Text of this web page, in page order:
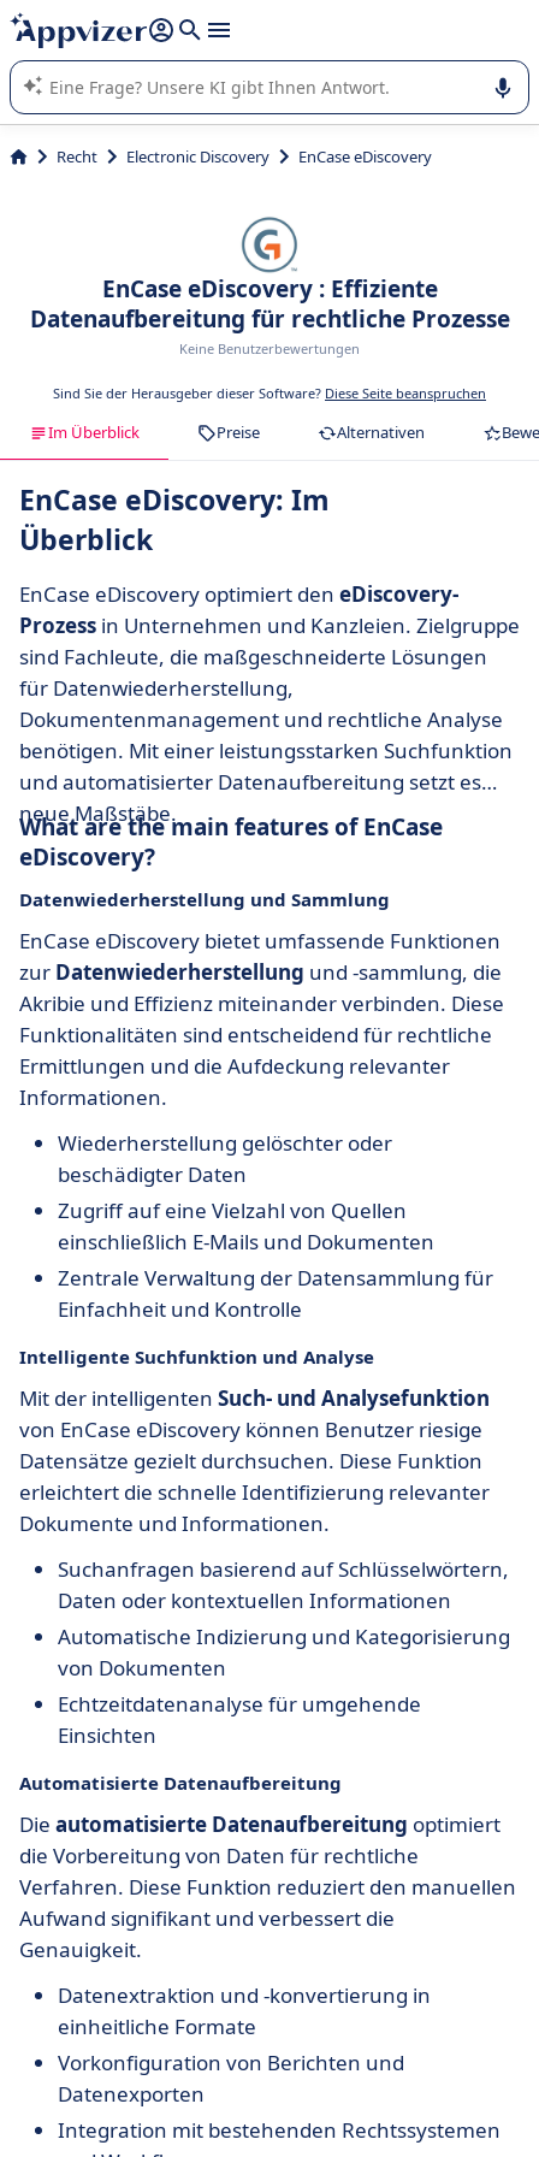
beantworten (mehrere Zeilen mit
Die KI von Appvizer führt Sie bei der Nutzung oder Auswahl
von SaaS-Software in Unternehmen.
Recht Electronic Discovery EnCase eDiscovery
EnCase eDiscovery : Effiziente
Datenaufbereitung für rechtliche Prozesse
Keine Benutzerbewertungen
Sind Sie der Herausgeber dieser Software? Diese Seite beanspruchen
Im Überblick Preise Alternativen
EnCase eDiscovery: Im
Überblick
EnCase eDiscovery optimiert den eDiscovery-
Prozess in Unternehmen und Kanzleien. Zielgruppe
sind Fachleute, die maßgeschneiderte Lösungen
für Datenwiederherstellung,
Dokumentenmanagement und rechtliche Analyse
benötigen. Mit einer leistungsstarken Suchfunktion
und automatisierter Datenaufbereitung setzt es
neue Maßstäbe.
What are the main features of EnCase
eDiscovery?
Datenwiederherstellung und Sammlung
EnCase eDiscovery bietet umfassende Funktionen
zur Datenwiederherstellung und -sammlung, die
Akribie und Effizienz miteinander verbinden. Diese
Funktionalitäten sind entscheidend für rechtliche
Ermittlungen und die Aufdeckung relevanter
Informationen.
Wiederherstellung gelöschter oder
beschädigter Daten
Zugriff auf eine Vielzahl von Quellen
einschließlich E-Mails und Dokumenten
Zentrale Verwaltung der Datensammlung für
Einfachheit und Kontrolle
Intelligente Suchfunktion und Analyse
Mit der intelligenten Such- und Analysefunktion
von EnCase eDiscovery können Benutzer riesige
Datensätze gezielt durchsuchen. Diese Funktion
erleichtert die schnelle Identifizierung relevanter
Dokumente und Informationen.
Suchanfragen basierend auf Schlüsselwörtern,
Daten oder kontextuellen Informationen
Automatische Indizierung und Kategorisierung
von Dokumenten
Echtzeitdatenanalyse für umgehende
Einsichten
Automatisierte Datenaufbereitung
Die automatisierte Datenaufbereitung optimiert
die Vorbereitung von Daten für rechtliche
Verfahren. Diese Funktion reduziert den manuellen
Aufwand signifikant und verbessert die
Genauigkeit.
Datenextraktion und -konvertierung in
einheitliche Formate
Vorkonfiguration von Berichten und
Datenexporten
Integration mit bestehenden Rechtssystemen